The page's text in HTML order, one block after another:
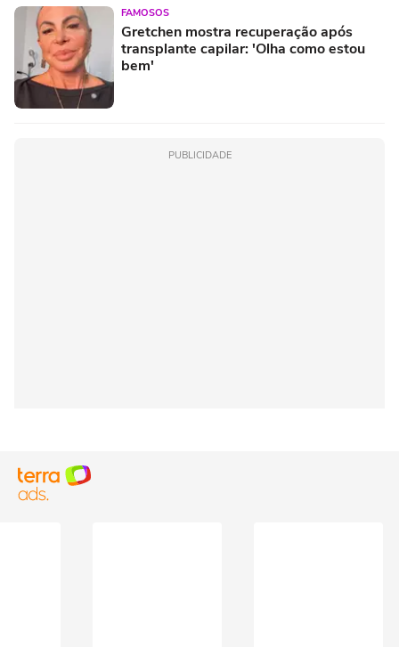
FAMOSOS
Gretchen mostra recuperação após
transplante capilar: 'Olha como estou
bem'
PUBLICIDADE